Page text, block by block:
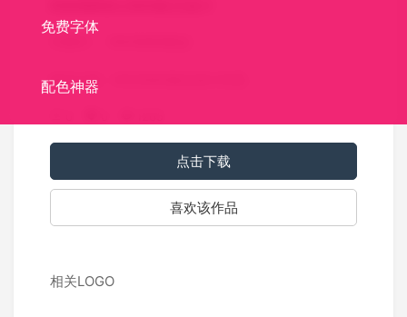
免费字体
配色神器
标识介绍：KNOMAD标志设计欣赏。
点击下载
喜欢该作品
相关LOGO